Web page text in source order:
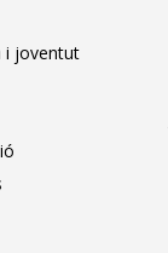
i joventut